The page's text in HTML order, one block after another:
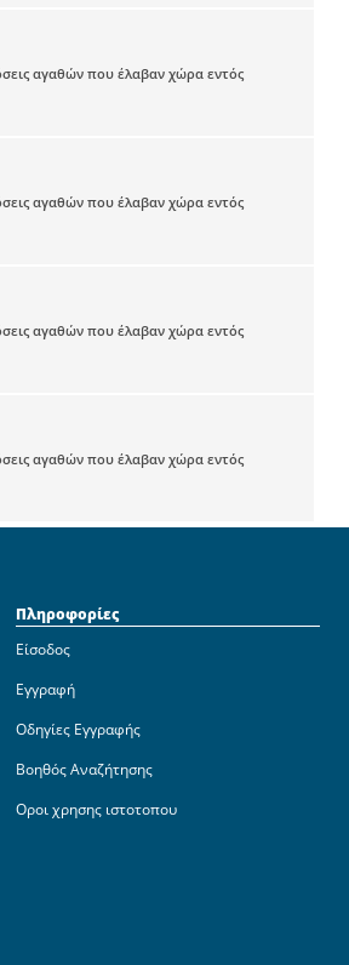
αγαθών που έλαβαν χώρα εντός
αγαθών που έλαβαν χώρα εντός
αγαθών που έλαβαν χώρα εντός
αγαθών που έλαβαν χώρα εντός
Πληροφορίες
Είσοδος
Εγγραφή
Οδηγίες Εγγραφής
Βοηθός Αναζήτησης
Οροι χρησης ιστοτοπου